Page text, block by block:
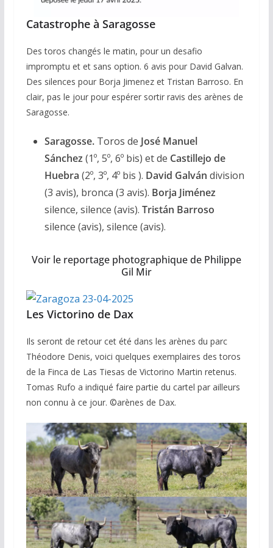
Catastrophe à Saragosse
Des toros changés le matin, pour un desafio
impromptu et et sans option. 6 avis pour David Galvan.
Des silences pour Borja Jimenez et Tristan Barroso. En
clair, pas le jour pour espérer sortir ravis des arènes de
Saragosse.
Saragosse.Toros de José Manuel
Sánchez (1º, 5º, 6º bis) et de Castillejo de
Huebra (2º, 3º, 4º bis ). David Galván division
(3 avis), bronca (3 avis). Borja Jiménez
silence, silence (avis). Tristán Barroso
silence (avis), silence (avis).
Voir le reportage photographique de Philippe
Gil Mir
Les Victorino de Dax
Ils seront de retour cet été dans les arènes du parc
Théodore Denis, voici quelques exemplaires des toros
de la Finca de Las Tiesas de Victorino Martin retenus.
Tomas Rufo a indiqué faire partie du cartel par ailleurs
non connu à ce jour. ©️arènes de Dax.